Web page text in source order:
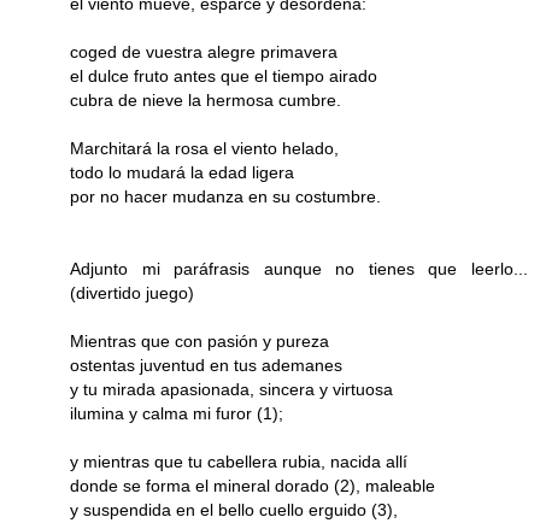
coged de vuestra alegre primavera
el dulce fruto antes que el tiempo airado
cubra de nieve la hermosa cumbre.
Marchitará la rosa el viento helado,
todo lo mudará la edad ligera
por no hacer mudanza en su costumbre.
Adjunto mi paráfrasis aunque no tienes que leerlo...
(divertido juego)
Mientras que con pasión y pureza
ostentas juventud en tus ademanes
y tu mirada apasionada, sincera y virtuosa
ilumina y calma mi furor (1);
y mientras que tu cabellera rubia, nacida allí
donde se forma el mineral dorado (2), maleable
y suspendida en el bello cuello erguido (3),